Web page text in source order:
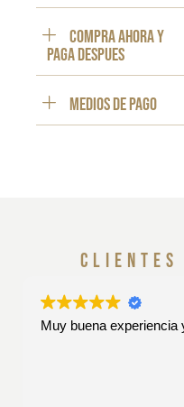
Compra ahora y
paga despues
Medios de pago
clientes
Muy buena